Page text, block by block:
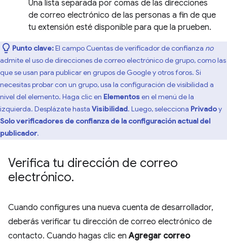
Una lista separada por comas de las direcciones
de correo electrónico de las personas a fin de que
tu extensión esté disponible para que la prueben.
Punto clave:El campo Cuentas de verificador de confianza no
admite el uso de direcciones de correo electrónico de grupo, como las
que se usan para publicar en grupos de Google y otros foros. Si
necesitas probar con un grupo, usa la configuración de visibilidad a
nivel del elemento. Haga clic en Elementosen el menú de la
izquierda. Desplázate hasta Visibilidad. Luego, selecciona Privadoy
Solo verificadores de confianza de la configuración actual del
publicador.
Verifica tu dirección de correo
electrónico.
Cuando configures una nueva cuenta de desarrollador,
deberás verificar tu dirección de correo electrónico de
contacto. Cuando hagas clic enAgregar correo